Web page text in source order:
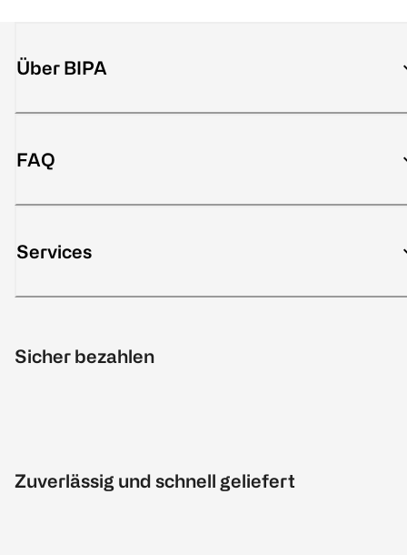
Über BIPA
FAQ
Services
Sicher bezahlen
Zuverlässig und schnell geliefert